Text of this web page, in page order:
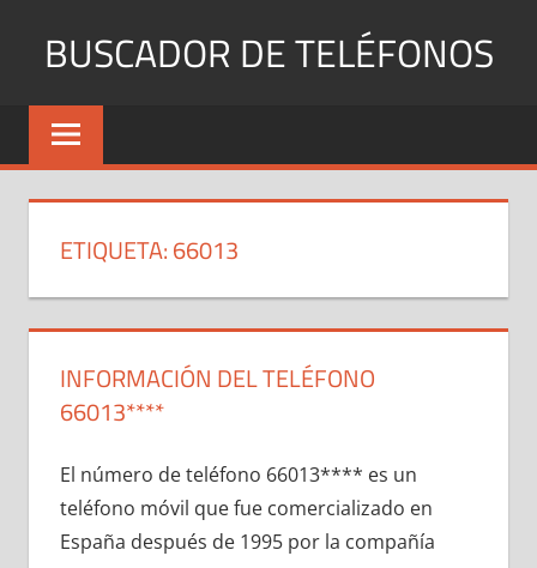
BUSCADOR DE TELÉFONOS
Identifica
Números
y
ETIQUETA:66013
INFORMACIÓN DEL TELÉFONO
66013****
El número dе teléfono 66013**** es un
teléfono móvil quе fue comercializado en
España después dе 1995 pοr la compañía